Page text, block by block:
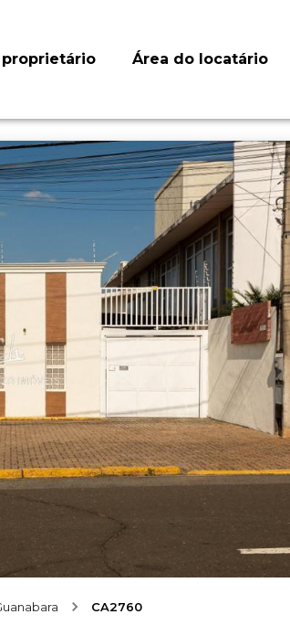
Área do locatário
CA2760